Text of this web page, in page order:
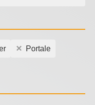
Portale